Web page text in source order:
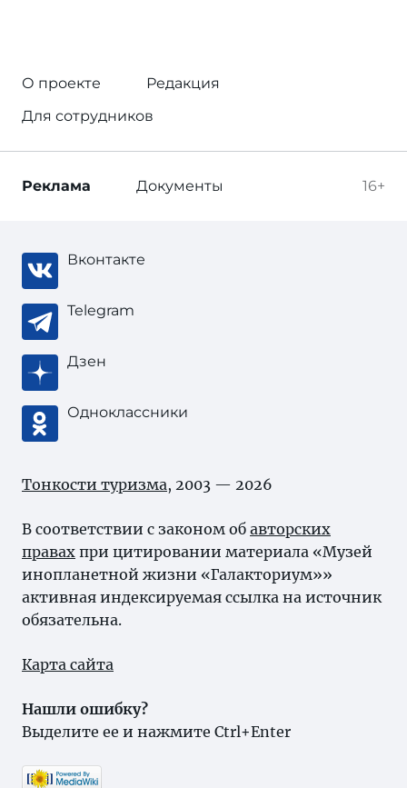
О проекте
Редакция
Для сотрудников
16+
Реклама Документы
Вконтакте
Telegram
Дзен
Одноклассники
Тонкости туризма, 2003 — 2026
В соответствии с законом об авторских
правах при цитировании материала «Музей
инопланетной жизни «Галакториум»»
активная индексируемая ссылка на источник
обязательна.
Карта сайта
Нашли ошибку?
Выделите ее и нажмите Ctrl+Enter